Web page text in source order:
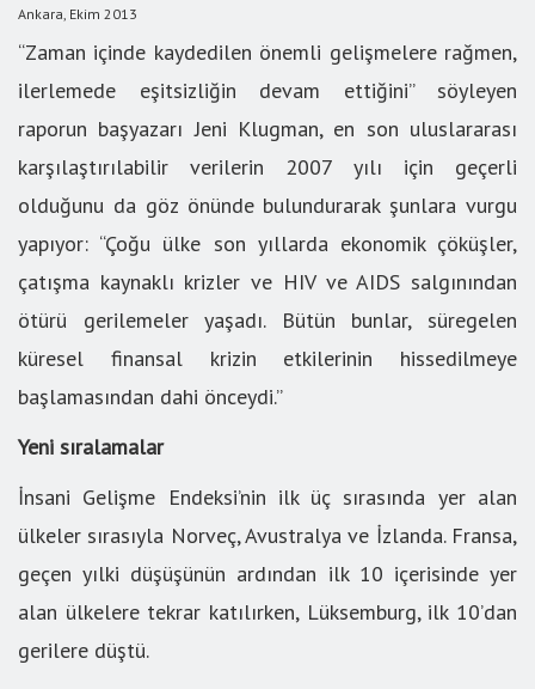
Ankara, Ekim 2013
“Zaman içinde kaydedilen önemli gelişmelere rağmen,
ilerlemede eşitsizliğin devam ettiğini” söyleyen
raporun başyazarı Jeni Klugman, en son uluslararası
karşılaştırılabilir verilerin 2007 yılı için geçerli
olduğunu da göz önünde bulundurarak şunlara vurgu
yapıyor: “Çoğu ülke son yıllarda ekonomik çöküşler,
çatışma kaynaklı krizler ve HIV ve AIDS salgınından
ötürü gerilemeler yaşadı. Bütün bunlar, süregelen
küresel finansal krizin etkilerinin hissedilmeye
başlamasından dahi önceydi.”
Yeni sıralamalar
İnsani Gelişme Endeksi’nin ilk üç sırasında yer alan
ülkeler sırasıyla Norveç, Avustralya ve İzlanda. Fransa,
geçen yılki düşüşünün ardından ilk 10 içerisinde yer
alan ülkelere tekrar katılırken, Lüksemburg, ilk 10’dan
gerilere düştü.